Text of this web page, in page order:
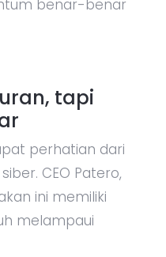
benar-benar
tapi
perhatian dari
CEO Patero,
ini memiliki
melampaui